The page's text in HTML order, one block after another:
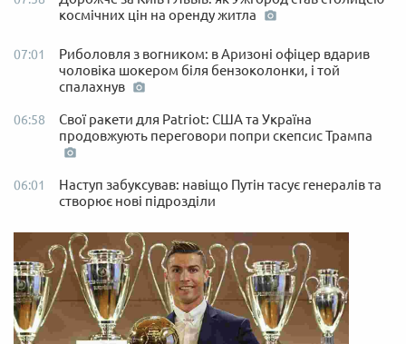
космічних цін на оренду житла
07:01
Риболовля з вогником: в Аризоні офіцер вдарив
чоловіка шокером біля бензоколонки, і той
спалахнув
06:58
Свої ракети для Patriot: США та Україна
продовжують переговори попри скепсис Трампа
06:01
Наступ забуксував: навіщо Путін тасує генералів та
створює нові підрозділи